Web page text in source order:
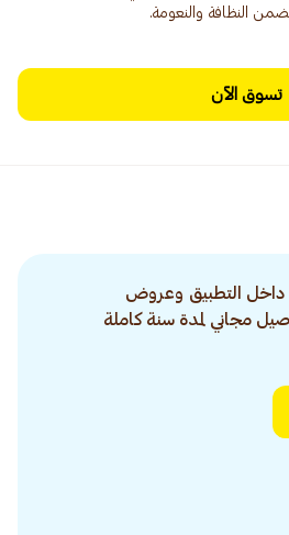
النظافة والنعومة.
تسوق الآن
داخل التطبيق وعروض
مجاني لمدة سنة كاملة